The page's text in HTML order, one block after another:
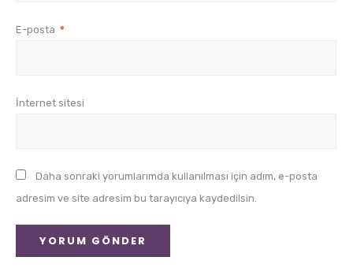
E-posta *
İnternet sitesi
Daha sonraki yorumlarımda kullanılması için adım, e-posta
adresim ve site adresim bu tarayıcıya kaydedilsin.